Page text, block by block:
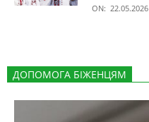
ON: 22.05.2026
ДОПОМОГА БІЖЕНЦЯМ